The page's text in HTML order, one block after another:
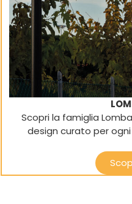
Scopri la famiglia
design curato per